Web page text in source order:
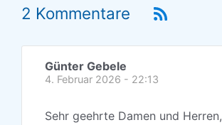
2 Kommentare
Günter Gebele
4. Februar 2026 - 22:13
Sehr geehrte Damen und Herren,